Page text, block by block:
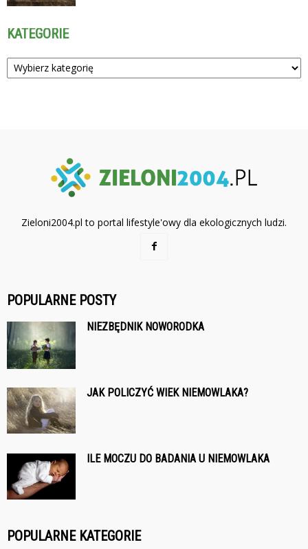
KATEGORIE
Kategorie
Zieloni2004.pl to portal lifestyle'owy dla ekologicznych ludzi.
POPULARNE POSTY
NIEZBĘDNIK NOWORODKA
JAK POLICZYĆ WIEK NIEMOWLAKA?
ILE MOCZU DO BADANIA U NIEMOWLAKA
POPULARNE KATEGORIE